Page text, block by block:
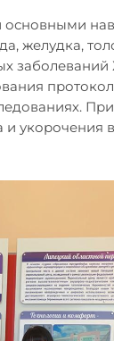
основными
желудка,
и